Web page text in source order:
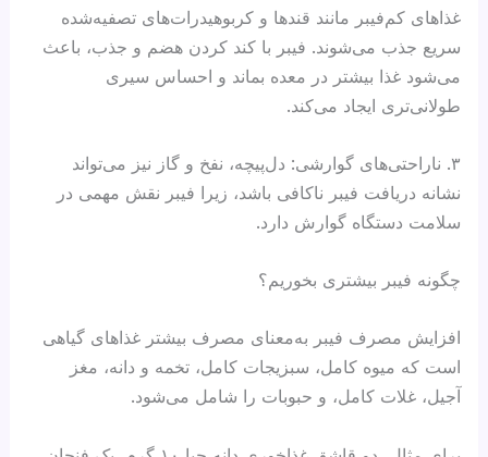
غذاهای کم‌فیبر مانند قندها و کربوهیدرات‌های تصفیه‌شده
سریع جذب می‌شوند. فیبر با کند کردن هضم و جذب، باعث
می‌شود غذا بیشتر در معده بماند و احساس سیری
طولانی‌تری ایجاد می‌کند.
۳. ناراحتی‌های گوارشی: دل‌پیچه، نفخ و گاز نیز می‌تواند
نشانه دریافت فیبر ناکافی باشد، زیرا فیبر نقش مهمی در
سلامت دستگاه گوارش دارد.
چگونه فیبر بیشتری بخوریم؟
افزایش مصرف فیبر به‌معنای مصرف بیشتر غذاهای گیاهی
است که میوه‌ کامل، سبزیجات کامل، تخمه‌ و دانه‌، مغز
آجیل، غلات کامل، و حبوبات را شامل می‌شود.